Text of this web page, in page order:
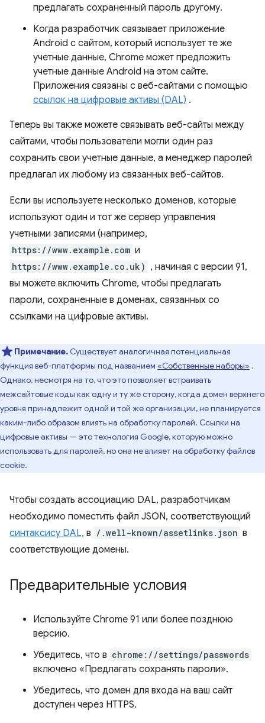
предлагать сохраненный пароль другому.
Когда разработчик связывает приложение
Android с сайтом, который использует те же
учетные данные, Chrome может предложить
учетные данные Android на этом сайте.
Приложения связаны с веб-сайтами с помощью
ссылок на цифровые активы (DAL) .
Теперь вы также можете связывать веб-сайты между
сайтами, чтобы пользователи могли один раз
сохранить свои учетные данные, а менеджер паролей
предлагал их любому из связанных веб-сайтов.
Если вы используете несколько доменов, которые
используют один и тот же сервер управления
учетными записями (например,
https://www.example.com и
https://www.example.co.uk) , начиная с версии 91,
вы можете включить Chrome, чтобы предлагать
пароли, сохраненные в доменах, связанных со
ссылками на цифровые активы.
Примечание. Существует аналогичная потенциальная
функция веб-платформы под названием «Собственные наборы» .
Однако, несмотря на то, что это позволяет встраивать
межсайтовые коды как одну и ту же сторону, когда домен верхнего
уровня принадлежит одной и той же организации, не планируется
каким-либо образом влиять на обработку паролей. Ссылки на
цифровые активы — это технология Google, которую можно
использовать для паролей, но она не влияет на обработку файлов
cookie.
Чтобы создать ассоциацию DAL, разработчикам
необходимо поместить файл JSON, соответствующий
синтаксису DAL, в /.well-known/assetlinks.json в
соответствующие домены.
Предварительные условия
Используйте Chrome 91 или более позднюю
версию.
Убедитесь, что в chrome://settings/passwords
включено «Предлагать сохранять пароли».
Убедитесь, что домен для входа на ваш сайт
доступен через HTTPS.